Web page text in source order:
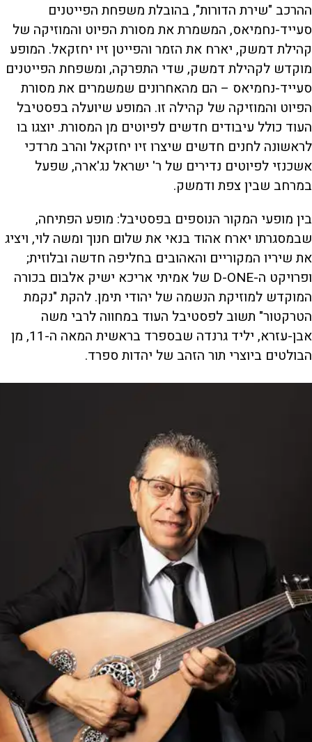
ההרכב "שירת הדורות", בהובלת משפחת הפייטנים
סעייד-נחמיאס, המשמרת את מסורת הפיוט והמוזיקה של
קהילת דמשק, יארח את הזמר והפייטן זיו יחזקאל. המופע
מוקדש לקהילת דמשק, שדי התפרקה, ומשפחת הפייטנים
סעייד-נחמיאס – הם מהאחרונים שמשמרים את מסורת
הפיוט והמוזיקה של קהילה זו. המופע שיועלה בפסטיבל
העוד כולל עיבודים חדשים לפיוטים מן המסורת. יוצגו בו
לראשונה לחנים חדשים שיצרו זיו יחזקאל והרב מרדכי
אשכנזי לפיוטים נדירים של ר' ישראל נג'ארה, שפעל
במרחב שבין צפת ודמשק.
בין מופעי המקור הנוספים בפסטיבל: מופע הפתיחה,
שבמסגרתו יארח אהוד בנאי את שלום חנוך ומשה לוי, ויציג
את שיריו המקוריים והאהובים בחליפה חדשה ובלוזית;
ופרויקט ה-D-ONE של אמיתי אריכא ישיק אלבום בכורה
המוקדש למוזיקת הנשמה של יהודי תימן. להקת "נקמת
הטרקטור" תשוב לפסטיבל העוד במחווה לרבי משה
אבן-עזרא, יליד גרנדה שבספרד בראשית המאה ה-11, מן
הבולטים ביוצרי תור הזהב של יהדות ספרד.